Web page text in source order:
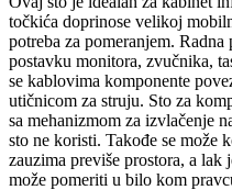
točkića doprinose velikoj
potreba za pomeranjem.
postavku monitora, zvučnika,
se kablovima komponente
utičnicom za struju. Sto za
sa mehanizmom za izvlačenje
sto ne koristi. Takođe se može
zauzima previše prostora, a lak
može pomeriti u bilo kom